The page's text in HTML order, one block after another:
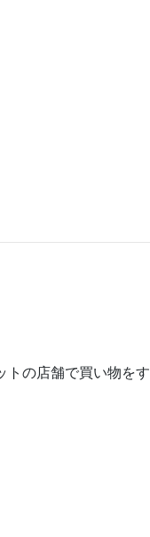
トの店舗で買い物をす